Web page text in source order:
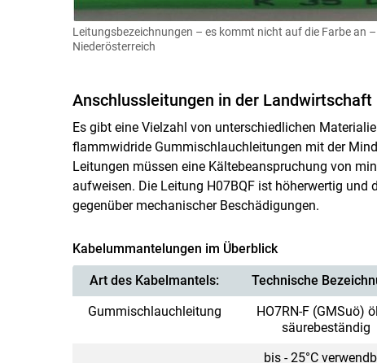
Leitungsbezeichnungen – es kommt nicht auf die Farbe an
Niederösterreich
Anschlussleitungen in der Landwirtschaft
Es gibt eine Vielzahl von unterschiedlichen
flammwidride Gummischlauchleitungen mit der
Leitungen müssen eine Kältebeanspruchung von
aufweisen. Die Leitung H07BQF ist höherwertig
gegenüber mechanischer Beschädigungen.
Kabelummantelungen im Überblick
Art des Kabelmantels: Technische
Gummischlauchleitung
HO7RN-F (GMSuö)
säurebeständig
bis - 25°C